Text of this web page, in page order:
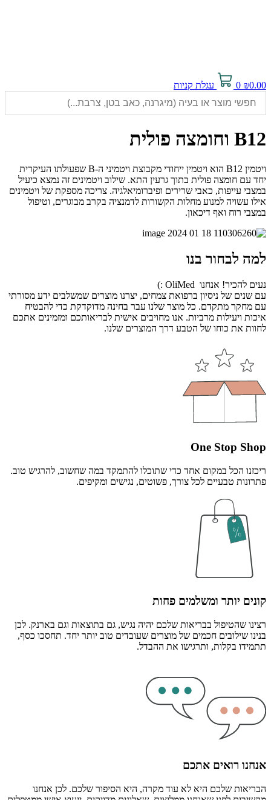
₪0.00
0 עגלת קניות
B12 וחומצה פולית
ויטמין B12 הוא ויטמין ייחודי מקבוצת ויטמיני ה-B שפעולתו העיקרית
יחד עם חומצה פולית בתוך גרעין התא. שילוב ויטמינים זה נמצא כיעיל
במצבי עייפות, כאבי שרירים ופיברומיאלגיה. צריכה מספקת של ויטמינים
אילו עשויה למנוע מחלות הקשורות לדמנציה בקרב מבוגרים, וטיפול
במצבי רוח ואף דיכאון.
למה לבחור בנו
נעים להכיר! אנחנו OliMed :)
עם שנים של ניסיון ברפואת צמחים, יצרנו מוצרים שמשלבים ידע מסורתי
עם מחקר מתקדם. כל מוצר שלנו עבר בחינה מדוקדקת כדי להבטיח
איכות ויעילות מרביות. אנו מחויבים אישית לבריאותכם ומזמינים אתכם
לחוות את כוחו של הטבע דרך המוצרים שלנו.
One Stop Shop
ריכזנו הכל במקום אחד כדי שתוכלו להתמקד במה שחשוב, להרגיש טוב.
פתרונות טבעיים לכל צורך, פשוטים, נגישים ומקיפים.
קונים יותר ומשלמים פחות
רצינו שהטיפול בבריאות שלכם יהיה נגיש, גם בתוצאות וגם בארנק. לכן
בנינו שילובים חכמים של מוצרים שעובדים טוב יותר יחד. תחסכו כסף,
תתמידו בקלות, ותרגישו את ההבדל.
אנחנו רואים אתכם
הבריאות שלכם היא לא עוד מקרה, היא הסיפור שלכם. לכן אנחנו